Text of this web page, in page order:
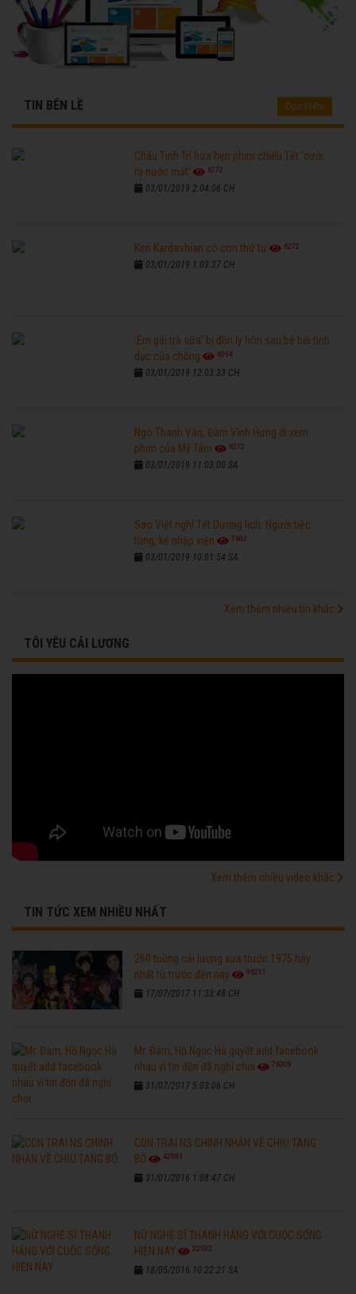
TIN BÊN LỀ Đọc thêm
Châu Tinh Trì hứa hẹn phim chiếu Tết 'cười
ra nước mắt'
6772
03/01/2019 2:04:06 CH
Kim Kardashian có con thứ tư 6272
03/01/2019 1:03:37 CH
'Em gái trà sữa' bị đồn ly hôn sau bê bối tình
dục của chồng
6594
03/01/2019 12:03:33 CH
Ngô Thanh Vân, Đàm Vĩnh Hưng đi xem
phim của Mỹ Tâm
6272
03/01/2019 11:03:00 SA
Sao Việt nghỉ Tết Dương lịch: Người tiệc
tùng, kẻ nhập viện
7683
03/01/2019 10:01:54 SA
Xem thêm nhiều tin khác
TÔI YÊU CẢI LƯƠNG
Xem thêm nhiều video khác
TIN TỨC XEM NHIỀU NHẤT
260 tuồng cải lương xưa trước 1975 hay
nhất từ trước đến nay
96211
17/07/2017 11:33:48 CH
Mr. Đàm, Hồ Ngọc Hà quyết add facebook
nhau vì tin đồn đã nghỉ chơi
76309
31/07/2017 5:03:06 CH
CON TRAI NS CHINH NHẪN VỀ CHỊU TANG
BỐ
42983
31/01/2016 1:08:47 CH
NỮ NGHỆ SĨ THANH HẰNG VỚI CUỘC SỐNG
HIỆN NAY
32582
18/05/2016 10:22:21 SA